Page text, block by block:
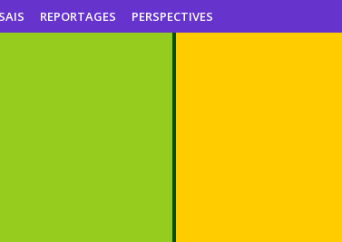
REPORTAGES PERSPECTIVES